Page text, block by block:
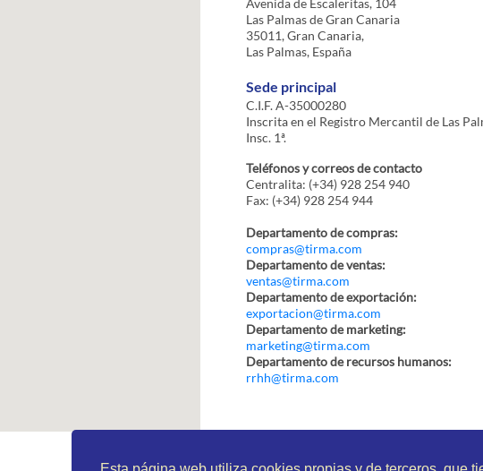
Avenida de Escaleritas, 104
Las Palmas de Gran Canaria
35011, Gran Canaria,
Las Palmas, España
Sede principal
C.I.F. A-35000280
Inscrita en el Registro Mercantil de Las
Insc. 1ª.
Teléfonos y correos de contacto
Centralita: (+34) 928 254 940
Fax: (+34) 928 254 944
Departamento de compras:
compras@tirma.com
Departamento de ventas:
ventas@tirma.com
Departamento de exportación:
exportacion@tirma.com
Departamento de marketing:
marketing@tirma.com
Departamento de recursos humanos:
rrhh@tirma.com